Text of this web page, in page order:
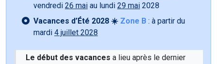
vendredi 26 mai au lundi 29 mai 2028
Vacances d’Été 2028 ☀️ Zone B : à partir du
mardi 4 juillet 2028
Le début des vacances a lieu après le dernier